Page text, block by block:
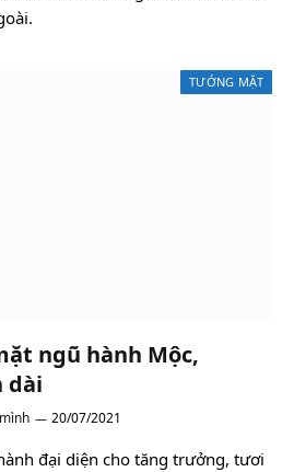
TƯỚNG MẶT
ngũ hành Mộc,
dài
20/07/2021
đại diện cho tăng trưởng, tươi